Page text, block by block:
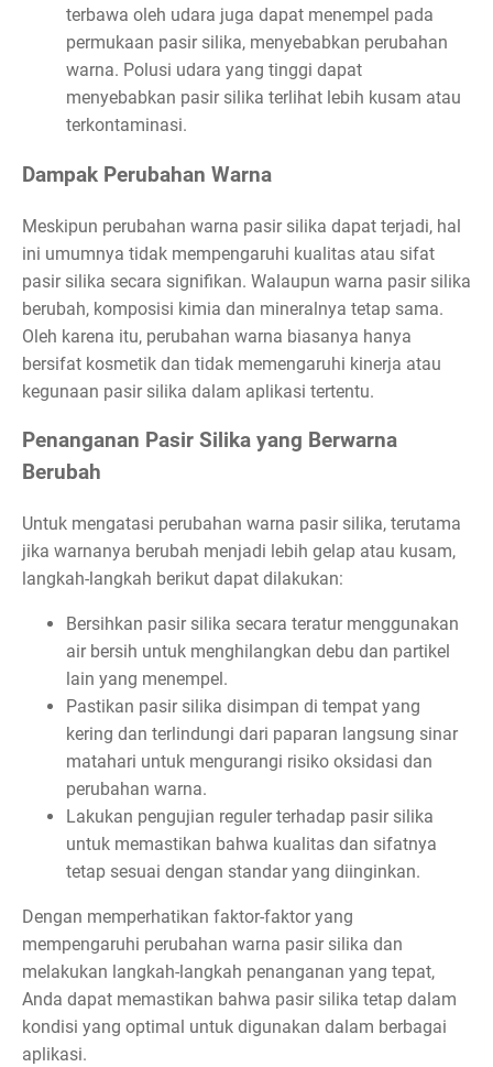
terbawa oleh udara juga dapat menempel pada
permukaan pasir silika, menyebabkan perubahan
warna. Polusi udara yang tinggi dapat
menyebabkan pasir silika terlihat lebih kusam atau
terkontaminasi.
Dampak Perubahan Warna
Meskipun perubahan warna pasir silika dapat terjadi, hal
ini umumnya tidak mempengaruhi kualitas atau sifat
pasir silika secara signifikan. Walaupun warna pasir silika
berubah, komposisi kimia dan mineralnya tetap sama.
Oleh karena itu, perubahan warna biasanya hanya
bersifat kosmetik dan tidak memengaruhi kinerja atau
kegunaan pasir silika dalam aplikasi tertentu.
Penanganan Pasir Silika yang Berwarna
Berubah
Untuk mengatasi perubahan warna pasir silika, terutama
jika warnanya berubah menjadi lebih gelap atau kusam,
langkah-langkah berikut dapat dilakukan:
Bersihkan pasir silika secara teratur menggunakan
air bersih untuk menghilangkan debu dan partikel
lain yang menempel.
Pastikan pasir silika disimpan di tempat yang
kering dan terlindungi dari paparan langsung sinar
matahari untuk mengurangi risiko oksidasi dan
perubahan warna.
Lakukan pengujian reguler terhadap pasir silika
untuk memastikan bahwa kualitas dan sifatnya
tetap sesuai dengan standar yang diinginkan.
Dengan memperhatikan faktor-faktor yang
mempengaruhi perubahan warna pasir silika dan
melakukan langkah-langkah penanganan yang tepat,
Anda dapat memastikan bahwa pasir silika tetap dalam
kondisi yang optimal untuk digunakan dalam berbagai
aplikasi.